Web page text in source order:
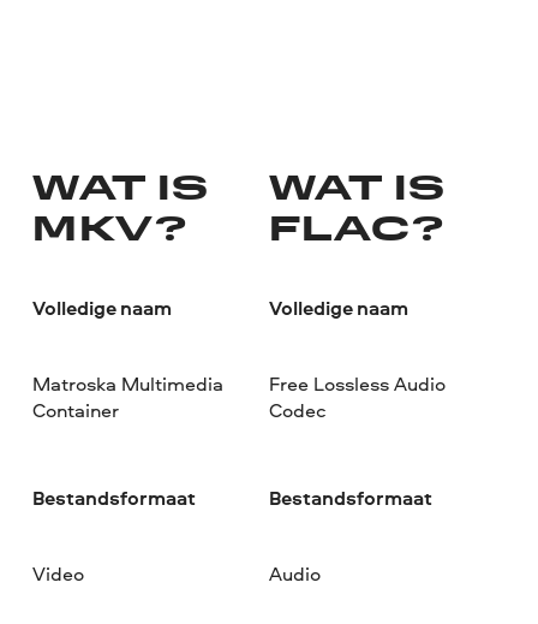
WAT IS
MKV?
Volledige naam
Matroska Multimedia
Container
Bestandsformaat
Video
WAT IS
FLAC?
Volledige naam
Free Lossless Audio
Codec
Bestandsformaat
Audio